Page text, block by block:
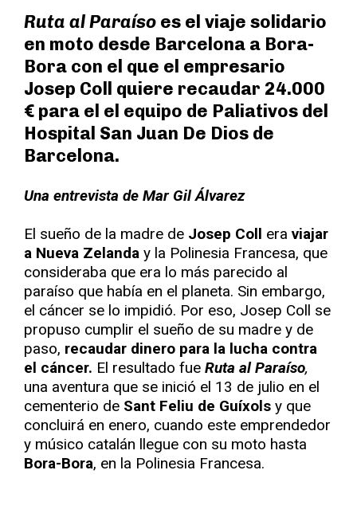
Ruta al Paraíso es el viaje solidario
en moto desde Barcelona a Bora-
Bora con el que el empresario
Josep Coll quiere recaudar 24.000
€ para el el equipo de Paliativos del
Hospital San Juan De Dios de
Barcelona.
Una entrevista de Mar Gil Álvarez
El sueño de la madre de Josep Coll era viajar
a Nueva Zelanda y la Polinesia Francesa, que
consideraba que era lo más parecido al
paraíso que había en el planeta. Sin embargo,
el cáncer se lo impidió. Por eso, Josep Coll se
propuso cumplir el sueño de su madre y de
paso, recaudar dinero para la lucha contra
el cáncer. El resultado fue Ruta al Paraíso,
una aventura que se inició el 13 de julio en el
cementerio de Sant Feliu de Guíxols y que
concluirá en enero, cuando este emprendedor
y músico catalán llegue con su moto hasta
Bora-Bora, en la Polinesia Francesa.